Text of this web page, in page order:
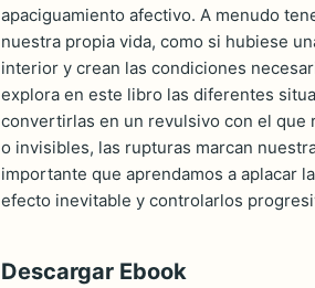
apaciguamiento afectivo. A menudo
nuestra propia vida, como si hubiese
interior y crean las condiciones
explora en este libro las diferentes
convertirlas en un revulsivo con el que
o invisibles, las rupturas marcan
importante que aprendamos a aplacar
efecto inevitable y controlarlos
Descargar Ebook